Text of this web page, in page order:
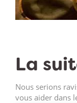
La
Nous serions
vous aider dans